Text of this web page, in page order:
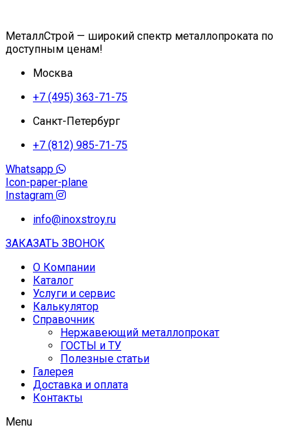
МеталлСтрой — широкий спектр металлопроката по
доступным ценам!
Москва
+7 (495) 363-71-75
Санкт-Петербург
+7 (812) 985-71-75
Whatsapp
Icon-paper-plane
Instagram
info@inoxstroy.ru
ЗАКАЗАТЬ ЗВОНОК
О Компании
Каталог
Услуги и сервис
Калькулятор
Справочник
Нержавеющий металлопрокат
ГОСТЫ и ТУ
Полезные статьи
Галерея
Доставка и оплата
Контакты
Menu